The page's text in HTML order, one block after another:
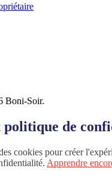
Boni-Soir.
politique de
cookies pour créer
Apprendre